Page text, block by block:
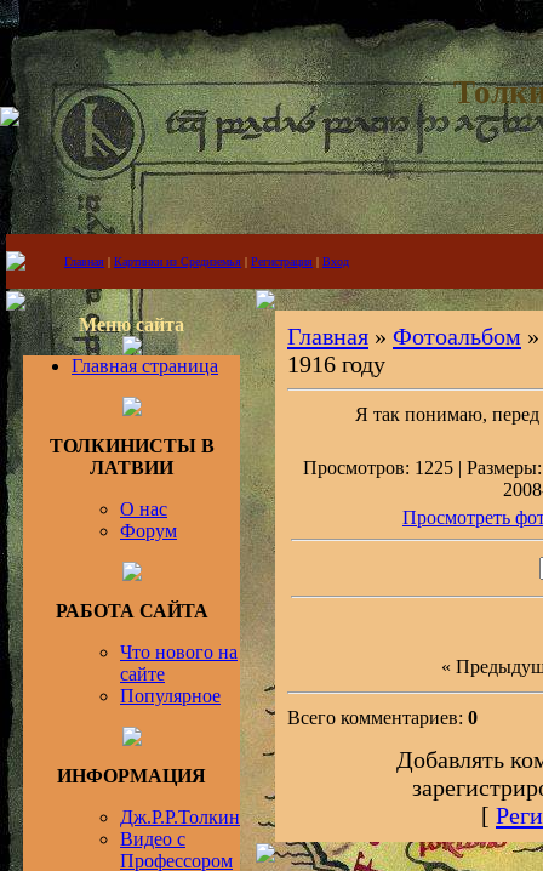
Главная | Картинки из Средиземья | Регистрация | Вход
Меню сайта
Главная страница
ТОЛКИНИСТЫ В
ЛАТВИИ
О нас
Форум
РАБОТА САЙТА
Что нового на
сайте
Популярное
ИНФОРМАЦИЯ
Дж.Р.Р.Толкин
Видео с
Профессором
Главная » Фотоальбом
1916 году
Я так понимаю, перед
Просмотров: 1225 |
Просмотреть
«
Всего комментариев: 0
Добавлять
[